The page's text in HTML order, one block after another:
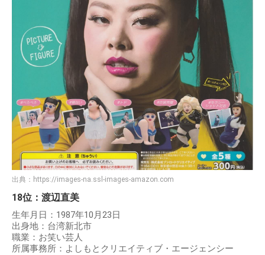
出典： https://images-na.ssl-images-amazon.com
18位：渡辺直美
生年月日：1987年10月23日
出身地：台湾新北市
職業：お笑い芸人
所属事務所：よしもとクリエイティブ・エージェンシー